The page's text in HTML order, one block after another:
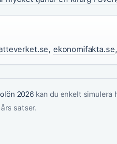
, ekonomifakta.se
2026kan du enkelt simulera
satser.